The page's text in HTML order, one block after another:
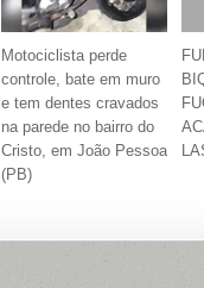
Motociclista perde
controle, bate em muro
e tem dentes cravados
na parede no bairro do
Cristo, em João Pessoa
(PB)